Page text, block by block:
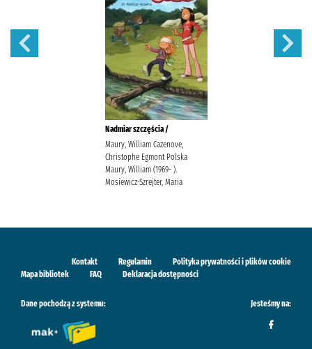
Nadmiar szczęścia /
Maury, William Cazenove,
Christophe Egmont Polska
Maury, William (1969- ).
Mosiewicz-Szrejter, Maria
Kontakt Regulamin
Polityka prywatności i plików cookie
Mapa bibliotek
FAQ Deklaracja dostępności
Dane pochodzą z systemu: Jesteśmy na: